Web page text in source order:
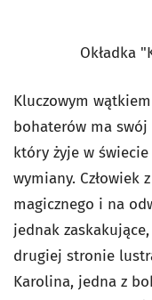
Okładka
Kluczowym
bohaterów ma
który żyje w
wymiany. Człowiek
magicznego i na
jednak
drugiej stronie
Karolina, jedna z